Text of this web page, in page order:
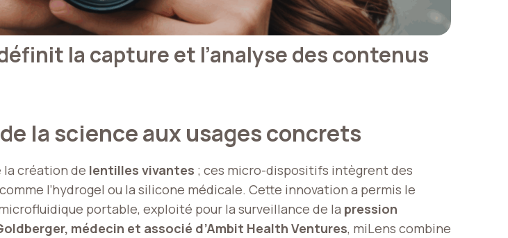
la capture et l’analyse des contenus
la science aux usages concrets
la création de lentilles vivantes ; ces micro-dispositifs intègrent des
l’hydrogel ou la silicone médicale. Cette innovation a permis le
portable, exploité pour la surveillance de la pression
médecin et associé d’Ambit Health Ventures, miLens combine